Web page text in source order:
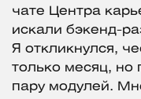
чате Центра
искали бэкенд-
Я откликнулся,
только месяц, но
пару модулей.